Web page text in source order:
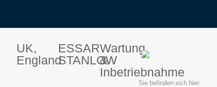
UK,
England
ESSAR
STANLOW
Wartung
&
Inbetriebnahme
Sie befinden sich hier: